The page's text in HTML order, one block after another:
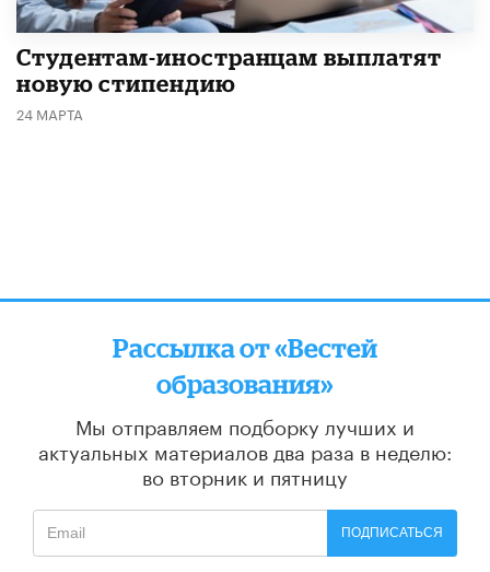
Студентам-иностранцам выплатят
новую стипендию
24 МАРТА
Рассылка от «Вестей
образования»
Мы отправляем подборку лучших и
актуальных материалов два раза в неделю:
во вторник и пятницу
ПОДПИСАТЬСЯ